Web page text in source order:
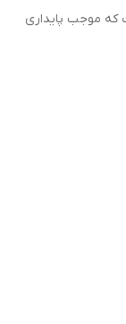
موجب پایداری